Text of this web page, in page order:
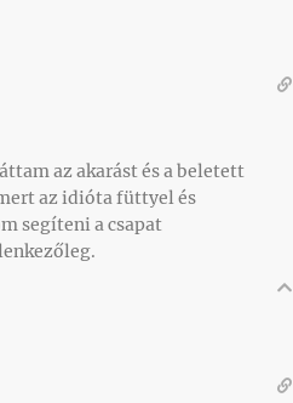
az akarást és a beletett
az idióta füttyel és
segíteni a csapat